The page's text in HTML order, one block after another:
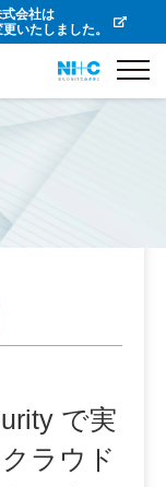
会社は
いたしました。
で実
ラウド